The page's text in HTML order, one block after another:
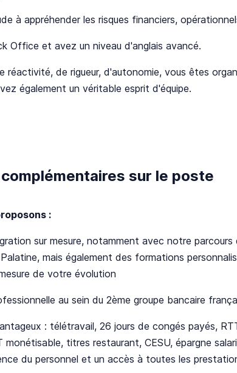
à appréhender les risques financiers,
Office et avez un niveau d'anglais avancé.
réactivité, de rigueur, d'autonomie, vous êtes
également un véritable esprit d'équipe.
sur le poste
:
sur mesure, notamment avec notre
mais également des formations
de votre évolution
au sein du 2ème groupe bancaire
: télétravail, 26 jours de congés payés,
monétisable, titres restaurant, CESU, épargne
du personnel et un accès à toutes les